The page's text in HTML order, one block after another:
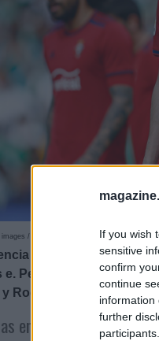
If you wish
sensitive
confirm
continue
information
further
/ Shutterstock
de mercado en abril
e. Pese a ello, muchos
Rodrygo Goes los
entre los más